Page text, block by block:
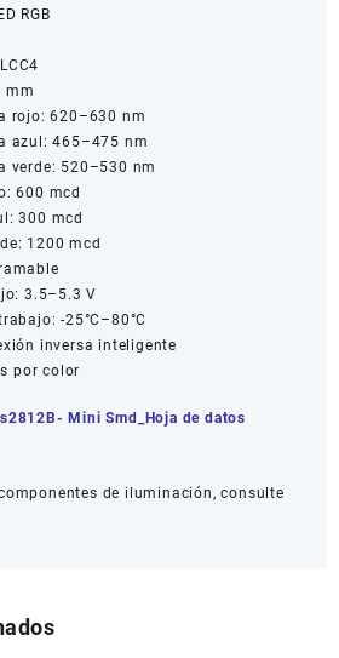
RGB
mm
rojo: 620–630 nm
azul: 465–475 nm
verde: 520–530 nm
600 mcd
300 mcd
1200 mcd
3.5–5.3 V
-25°C–80°C
inversa inteligente
por color
Mini Smd_Hoja de datos
componentes de iluminación, consulte